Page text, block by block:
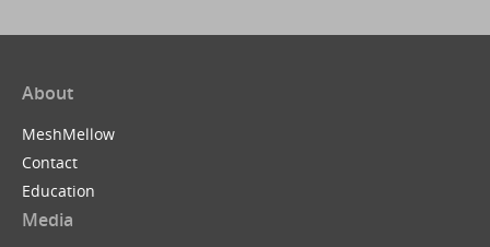
About
MeshMellow
Contact
Education
Media